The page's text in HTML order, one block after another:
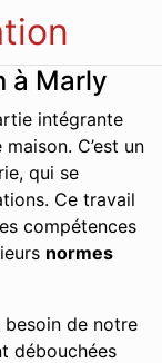
à Marly
intégrante
C’est un
qui se
Ce travail
compétences
normes
besoin de notre
débouchées